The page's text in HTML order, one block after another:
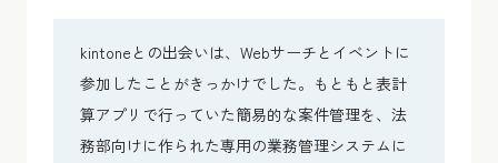
kintoneとの出会いは、Webサーチとイベントに
参加したことがきっかけでした。もともと表計
算アプリで行っていた簡易的な案件管理を、法
務部向けに作られた専用の業務管理システムに